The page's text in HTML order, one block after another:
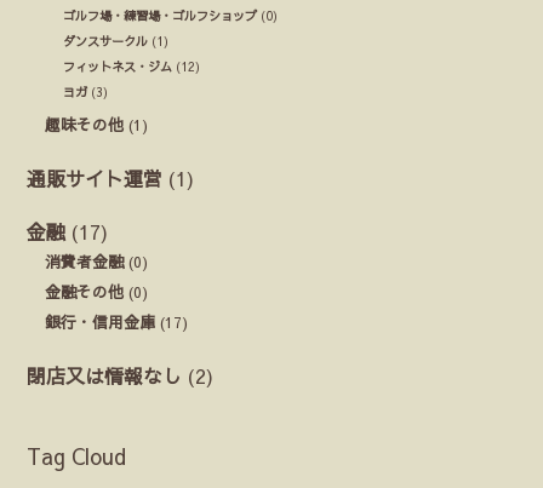
ゴルフ場・練習場・ゴルフショップ(0)
ダンスサークル (1)
フィットネス・ジム (12)
ヨガ (3)
趣味その他 (1)
通販サイト運営 (1)
金融 (17)
消費者金融(0)
金融その他 (0)
銀行・信用金庫 (17)
閉店又は情報なし (2)
Tag Cloud